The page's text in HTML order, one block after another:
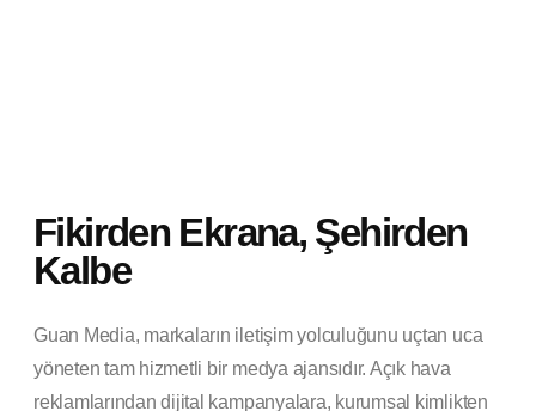
Fikirden Ekrana, Şehirden
Kalbe
Guan Media, markaların iletişim yolculuğunu uçtan uca
yöneten tam hizmetli bir medya ajansıdır. Açık hava
reklamlarından dijital kampanyalara, kurumsal kimlikten